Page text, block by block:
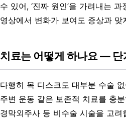
수 있어, ‘진짜 원인’을 가려내는
영상에서 변화가 보여도 증상과
치료는 어떻게 하나요 — 단
다행히 목 디스크도 대부분 수술
주변 운동 같은 보존적 치료를 충
경막외주사 등 비수술 시술을 고려